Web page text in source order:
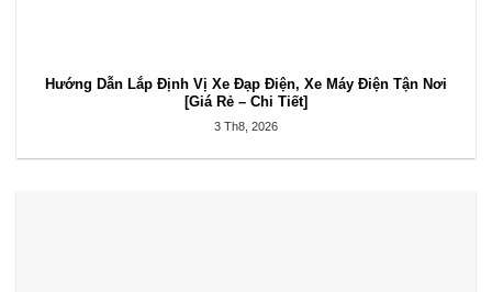
Hướng Dẫn Lắp Định Vị Xe Đạp Điện, Xe Máy Điện Tận Nơi
[Giá Rẻ – Chi Tiết]
3 Th8, 2026